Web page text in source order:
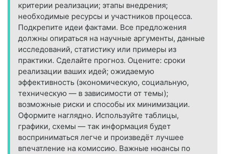
критерии реализации; этапы внедрения;
необходимые ресурсы и участников процесса.
Подкрепите идеи фактами. Все предложения
должны опираться на научные аргументы, данные
исследований, статистику или примеры из
практики. Сделайте прогноз. Оцените: сроки
реализации ваших идей; ожидаемую
эффективность (экономическую, социальную,
техническую — в зависимости от темы);
возможные риски и способы их минимизации.
Оформите наглядно. Используйте таблицы,
графики, схемы — так информация будет
восприниматься легче и произведёт лучшее
впечатление на комиссию. Важные нюансы по